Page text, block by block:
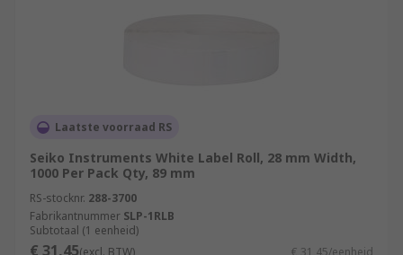
Laatste voorraad RS
Seiko Instruments White Label Roll, 28 mm Width,
1000 Per Pack Qty, 89 mm
RS-stocknr. 288-3700
Fabrikantnummer SLP-1RLB
Subtotaal (1 eenheid)
€ 31,45(excl. BTW) € 31,45/eenheid